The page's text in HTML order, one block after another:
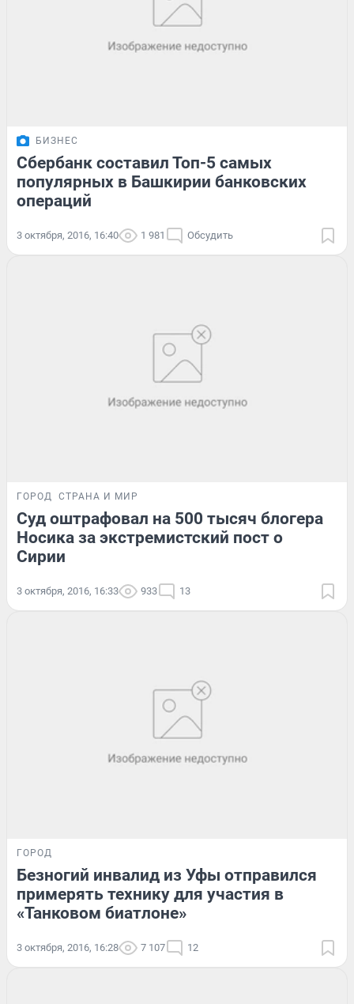
БИЗНЕС
Сбербанк составил Топ-5 самых
популярных в Башкирии банковских
операций
3 октября, 2016, 16:40 1 981 Обсудить
ГОРОД СТРАНА И МИР
Суд оштрафовал на 500 тысяч блогера
Носика за экстремистский пост о
Сирии
3 октября, 2016, 16:33 933 13
ГОРОД
Безногий инвалид из Уфы отправился
примерять технику для участия в
«Танковом биатлоне»
3 октября, 2016, 16:28 7 107 12